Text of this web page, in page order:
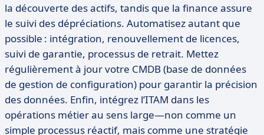
la découverte des actifs, tandis que la finance assure
le suivi des dépréciations. Automatisez autant que
possible : intégration, renouvellement de licences,
suivi de garantie, processus de retrait. Mettez
régulièrement à jour votre CMDB (base de données
de gestion de configuration) pour garantir la précision
des données. Enfin, intégrez l’ITAM dans les
opérations métier au sens large—non comme un
simple processus réactif, mais comme une stratégie